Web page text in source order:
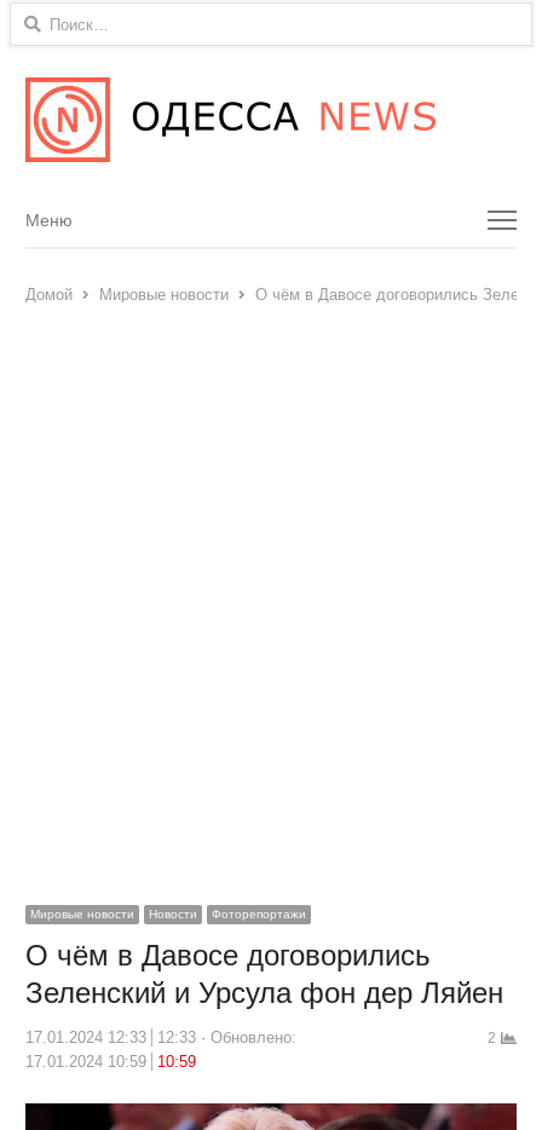
Найти:
Menu
Меню
Домой Мировые новости О чём в Давосе договорились
Мировые новости Новости Фоторепортажи
О чём в Давосе договорились
Зеленский и Урсула фон дер Ляйен
17.01.2024 12:33 12:33
Обновлено:
17.01.2024 10:59
10:59
2